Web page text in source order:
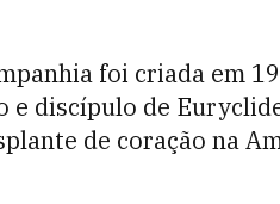
foi criada em
e discípulo de
de coração na